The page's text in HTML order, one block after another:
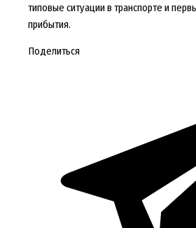
типовые ситуации в транспорте и
прибытия.
Поделиться